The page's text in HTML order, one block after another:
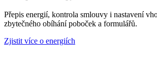
Přepis energií, kontrola smlouvy i nastavení
zbytečného obíhání poboček a formulářů.
Zjistit více o energiích